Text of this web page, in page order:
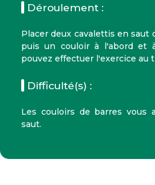
Déroulement :
Placer deux cavalettis en saut
puis un couloir à l'abord et
pouvez effectuer l'exercice au
Difficulté(s) :
Les couloirs de barres vous
saut.